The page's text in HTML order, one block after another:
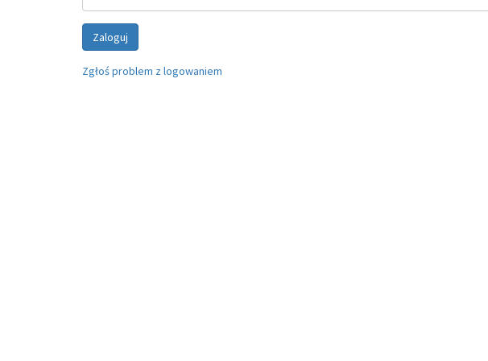
Zaloguj
Zgłoś problem z logowaniem